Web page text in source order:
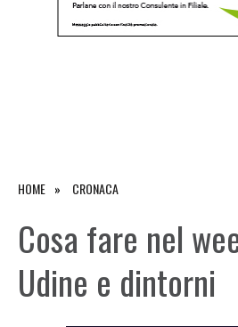
HOME CRONACA
Cosa fare nel
Udine e dintorni